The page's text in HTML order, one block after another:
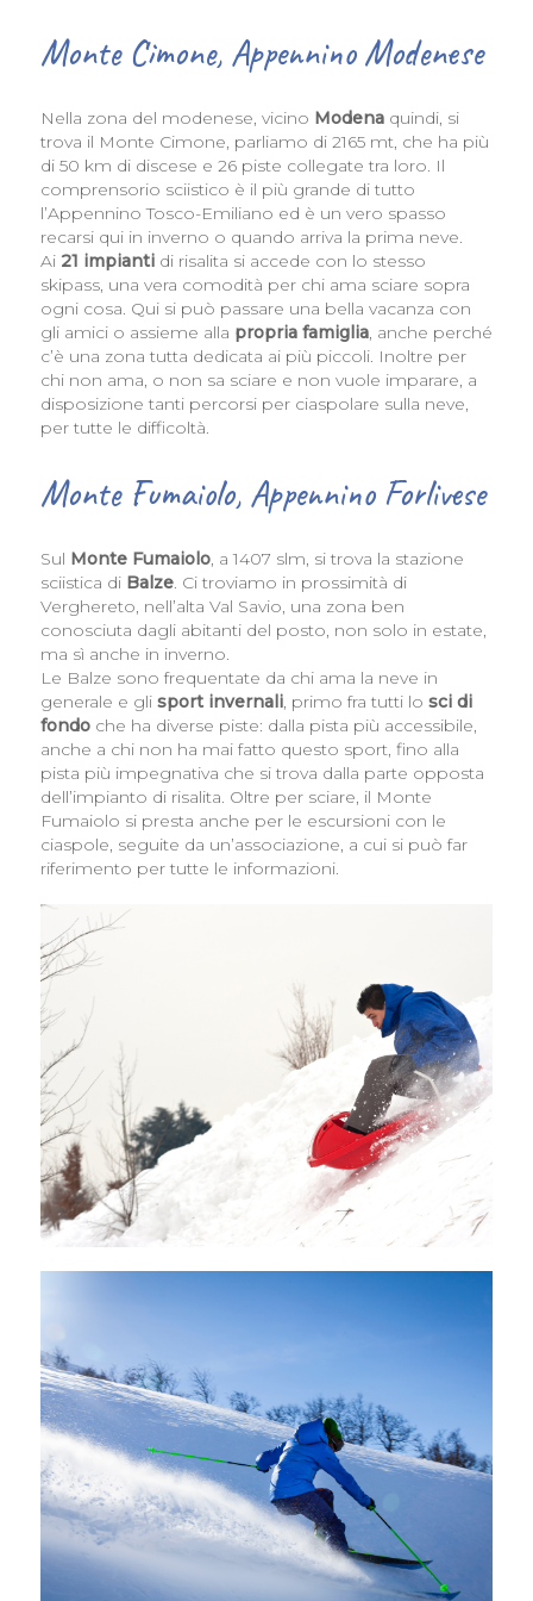
Monte Cimone, Appennino Modenese
Nella zona del modenese, vicino Modenaquindi, si
trova il Monte Cimone, parliamo di 2165 mt, che ha più
di 50 km di discese e 26 piste collegate tra loro. Il
comprensorio sciistico è il più grande di tutto
l’Appennino Tosco-Emiliano ed è un vero spasso
recarsi qui in inverno o quando arriva la prima neve.
Ai 21 impiantidi risalita si accede con lo stesso
skipass, una vera comodità per chi ama sciare sopra
ogni cosa. Qui si può passare una bella vacanza con
gli amici o assieme alla propria famiglia, anche perché
c’è una zona tutta dedicata ai più piccoli. Inoltre per
chi non ama, o non sa sciare e non vuole imparare, a
disposizione tanti percorsi per ciaspolare sulla neve,
per tutte le difficoltà.
Monte Fumaiolo, Appennino Forlivese
Sul Monte Fumaiolo, a 1407 slm, si trova la stazione
sciistica di Balze. Ci troviamo in prossimità di
Verghereto, nell’alta Val Savio, una zona ben
conosciuta dagli abitanti del posto, non solo in estate,
ma sì anche in inverno.
Le Balze sono frequentate da chi ama la neve in
generale e gli sport invernali, primo fra tutti lo sci di
fondoche ha diverse piste: dalla pista più accessibile,
anche a chi non ha mai fatto questo sport, fino alla
pista più impegnativa che si trova dalla parte opposta
dell’impianto di risalita. Oltre per sciare, il Monte
Fumaiolo si presta anche per le escursioni con le
ciaspole, seguite da un’associazione, a cui si può far
riferimento per tutte le informazioni.